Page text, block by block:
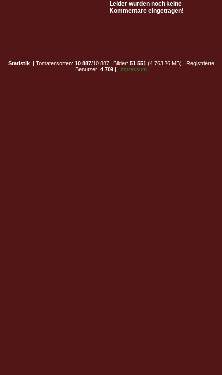
Leider wurden noch keine
Kommentare eingetragen!
Statistik|| Tomatensorten: 10 887/10 887 | Bilder: 51 551 (4 763,76 MB) | Registrierte
Benutzer: 4 709 || Impressum